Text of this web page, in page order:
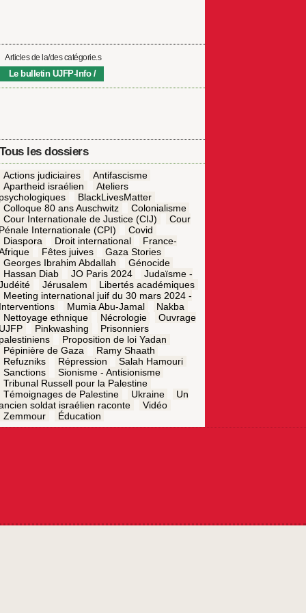
Articles de la/des catégorie.s
Le bulletin UJFP-Info
Tous les dossiers
Actions judiciaires
Antifascisme
Apartheid israélien
Ateliers
psychologiques
BlackLivesMatter
Colloque 80 ans Auschwitz
Colonialisme
Cour Internationale de Justice (CIJ)
Cour
Pénale Internationale (CPI)
Covid
Diaspora
Droit international
France-
Fêtes juives
Gaza Stories
Georges Ibrahim Abdallah
Génocide
Hassan Diab
JO Paris 2024
Judaïsme -
Jérusalem
Libertés académiques
Meeting international juif du 30 mars 2024 -
Interventions
Mumia Abu-Jamal
Nakba
Nettoyage ethnique
Nécrologie
Ouvrage
UJFP
Pinkwashing
Prisonniers
palestiniens
Proposition de loi Yadan
Pépinière de Gaza
Ramy Shaath
Refuzniks
Répression
Salah Hamouri
Sanctions
Sionisme - Antisionisme
Tribunal Russell pour la Palestine
Témoignages de Palestine
Ukraine
Un
soldat israélien raconte
Vidéo
Zemmour
Éducation